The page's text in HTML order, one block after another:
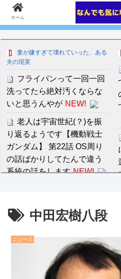
妻が嫌すぎて壊れていった、ある
夫の現実
フライパンって一回一回
洗ってたら絶対汚くならな
いと思うんやが NEW!
老人は宇宙世紀(？)を振
り返るようです【機動戦士
ガンダム】 第22話 OS周り
の話ばかりしてたんで違う
系統の話をします NEW!
wwwwwwwwwwwww NEW
ネット空間ほど賛成論が
強くない？女系天皇、養子
子息の皇位継承など…皇室
中田宏樹八段
ニュース
ホーム